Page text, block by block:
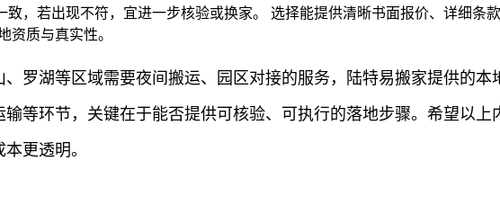
致，若出现不符，宜进一步核验或换家。 选择能提供清晰书面报价、详细
资质与真实性。
罗湖等区域需要夜间搬运、园区对接的服务，陆特易搬家提供的
等环节，关键在于能否提供可核验、可执行的落地步骤。希望以
更透明。